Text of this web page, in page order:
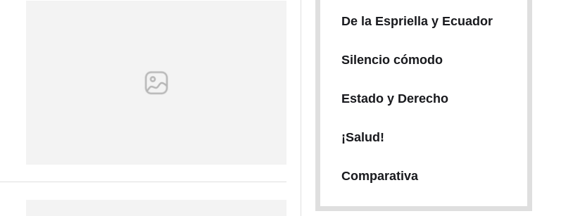
De la Espriella y Ecuador
Silencio cómodo
Estado y Derecho
¡Salud!
Comparativa